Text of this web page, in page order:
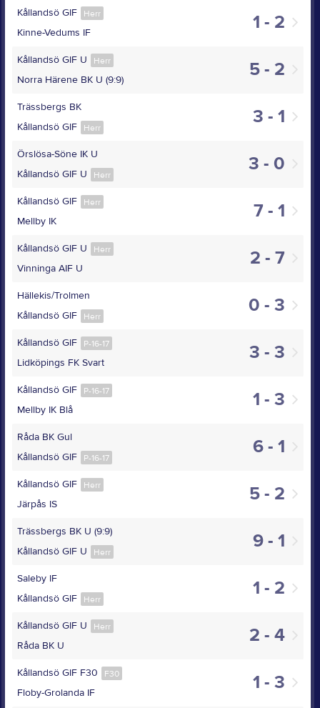
1 - 2
Herr
Kållandsö GIF
Kinne-Vedums IF
5 - 2
Herr
Kållandsö GIF U
Norra Härene BK U (9:9)
3 - 1
Trässbergs BK
Herr
Kållandsö GIF
3 - 0
Örslösa-Söne IK U
Herr
Kållandsö GIF U
7 - 1
Herr
Kållandsö GIF
Mellby IK
2 - 7
Herr
Kållandsö GIF U
Vinninga AIF U
0 - 3
Hällekis/Trolmen
Herr
Kållandsö GIF
3 - 3
P-16-17
Kållandsö GIF
Lidköpings FK Svart
1 - 3
P-16-17
Kållandsö GIF
Mellby IK Blå
6 - 1
Råda BK Gul
P-16-17
Kållandsö GIF
5 - 2
Herr
Kållandsö GIF
Järpås IS
9 - 1
Trässbergs BK U (9:9)
Herr
Kållandsö GIF U
1 - 2
Saleby IF
Herr
Kållandsö GIF
2 - 4
Herr
Kållandsö GIF U
Råda BK U
1 - 3
F30
Kållandsö GIF F30
Floby-Grolanda IF